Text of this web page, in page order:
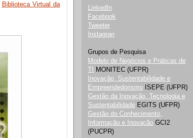
Biblioteca Virtual da
LinkedIn
Facebook
Tweeter
Instagran
Grupos de Pesquisa
Modelo de Negócios e Práticas de
MONITEC (UFPR)
Inovação, Sustentabilidade e
Empreendedorismo ISEPE (UFPR)
Gestão da Inovação, Tecnologia e
Sustentabilidade EGITS (UFPR)
Gestão do Conhecimento,
Informação e Inovação GCI2
(PUCPR)